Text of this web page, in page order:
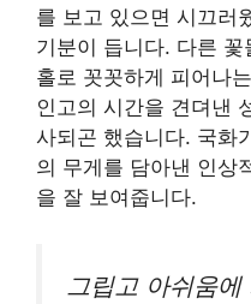
를 보고 있으면 시끄러
기분이 듭니다. 다른
홀로 꼿꼿하게 피어나
인고의 시간을 견뎌낸
사되곤 했습니다. 국화
의 무게를 담아낸 인상
을 잘 보여줍니다.
그립고 아쉬움